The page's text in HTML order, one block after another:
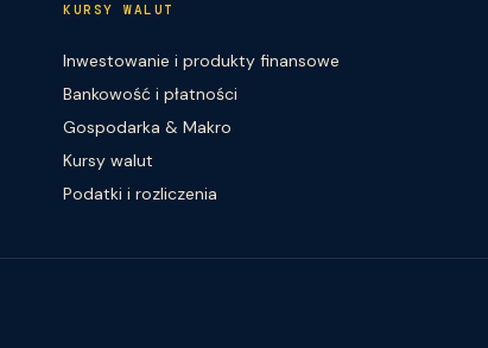
KURSY WALUT
Inwestowanie i produkty finansowe
Bankowość i płatności
Gospodarka & Makro
Kursy walut
Podatki i rozliczenia